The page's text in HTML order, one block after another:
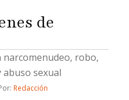
de
narcomenudeo, robo,
sexual
Redacción